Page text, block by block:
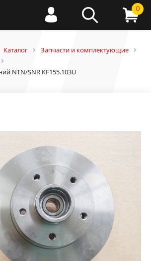
0
Каталог
Запчасти и комплектующие
NTN/SNR KF155.103U